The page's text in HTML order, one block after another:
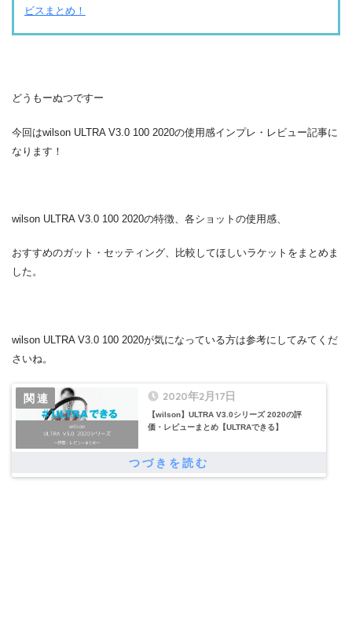
ビスまとめ！
どうもーぬつですー
今回はwilson ULTRA V3.0 100 2020の使用感インプレ・レビュー記事に
なります！
wilson ULTRA V3.0 100 2020の特徴、各ショットの使用感、
おすすめのガット・セッティング、比較してほしいラケットをまとめま
した。
wilson ULTRA V3.0 100 2020が気になっている方は参考にしてみてくだ
さいね。
2020年2月17日
【wilson】ULTRA V3.0シリーズ 2020の評
価・レビューまとめ【ULTRAできる】